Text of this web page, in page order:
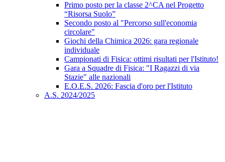
Primo posto per la classe 2^CA nel Progetto
“Risorsa Suolo”
Secondo posto al "Percorso sull'economia
circolare"
Giochi della Chimica 2026: gara regionale
individuale
Campionati di Fisica: ottimi risultati per l'Istituto!
Gara a Squadre di Fisica: "I Ragazzi di via
Stazie" alle nazionali
E.O.E.S. 2026: Fascia d'oro per l'Istituto
A.S. 2024/2025